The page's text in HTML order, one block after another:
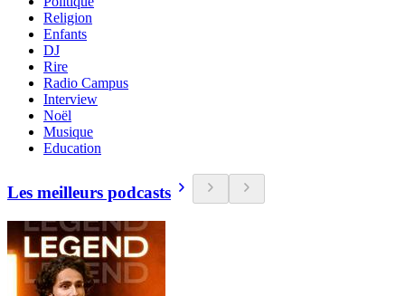
Religion
Enfants
DJ
Rire
Radio Campus
Interview
Noël
Musique
Education
Les meilleurs podcasts